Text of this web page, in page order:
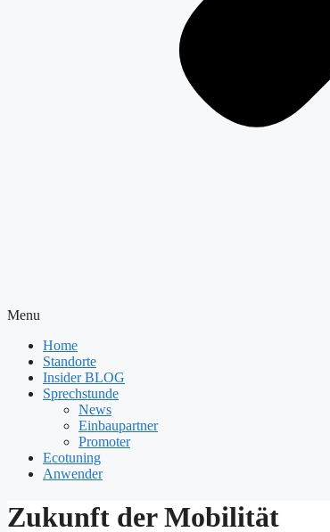
Menu
Home
Standorte
Insider BLOG
Sprechstunde
News
Einbaupartner
Promoter
Ecotuning
Anwender
Zukunft der Mobilität